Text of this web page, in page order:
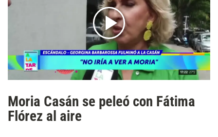
Moria Casán se peleó con Fátima
Flórez al aire